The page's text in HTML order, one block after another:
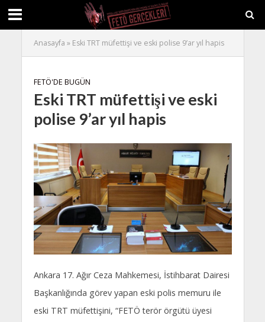
Anasayfa » Eski TRT müfettişi ve eski polise 9’ar yıl hapis
FETÖ'DE BUGÜN
Eski TRT müfettişi ve eski
polise 9’ar yıl hapis
Ankara 17. Ağır Ceza Mahkemesi, İstihbarat Dairesi
Başkanlığında görev yapan eski polis memuru ile
eski TRT müfettişini, “FETÖ terör örgütü üyesi